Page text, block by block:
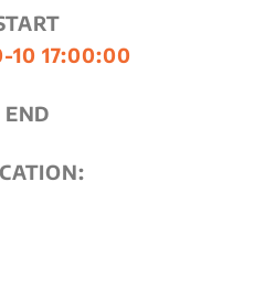
10 17:00:00
END